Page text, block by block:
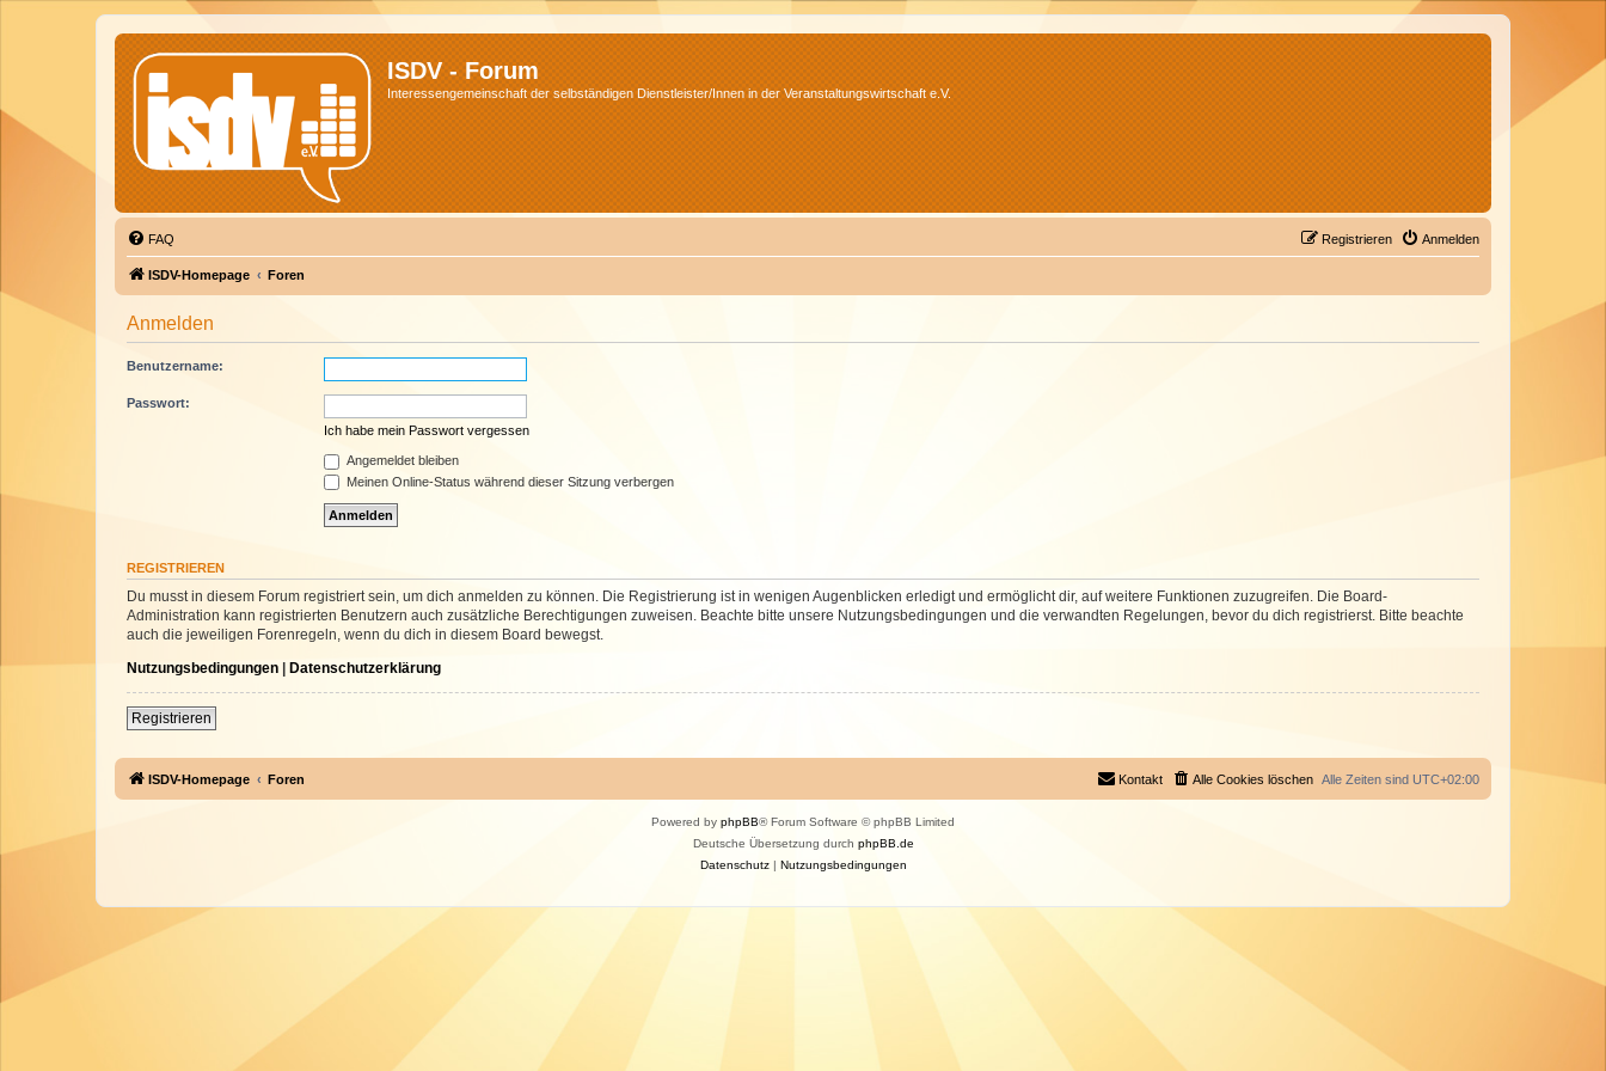
ISDV - Forum
Interessengemeinschaft der selbständigen Dienstleister/Innen in der Veranstaltungswirtschaft e.V.
FAQ Anmelden
Registrieren
ISDV-Homepage Foren
Anmelden
Benutzername:
Passwort:
Ich habe mein Passwort vergessen
Angemeldet bleiben
Meinen Online-Status während dieser Sitzung verbergen
REGISTRIEREN
Du musst in diesem Forum registriert sein, um dich anmelden zu können. Die Registrierung ist in wenigen Augenblicken erledigt und ermöglicht dir, auf weitere Funktionen zuzugreifen. Die Board-
Administration kann registrierten Benutzern auch zusätzliche Berechtigungen zuweisen. Beachte bitte unsere Nutzungsbedingungen und die verwandten Regelungen, bevor du dich registrierst. Bitte beachte
auch die jeweiligen Forenregeln, wenn du dich in diesem Board bewegst.
Nutzungsbedingungen | Datenschutzerklärung
Registrieren
ISDV-Homepage Foren Alle Zeiten sind UTC+02:00
Alle Cookies löschen
Kontakt
Powered by phpBB® Forum Software © phpBB Limited
Deutsche Übersetzung durch phpBB.de
Datenschutz| Nutzungsbedingungen